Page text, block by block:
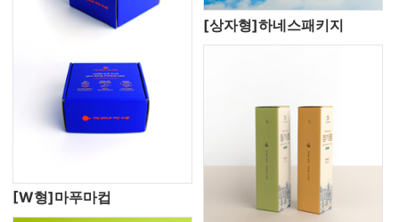
[W형]마푸마컵
[상자형]하네스패키지